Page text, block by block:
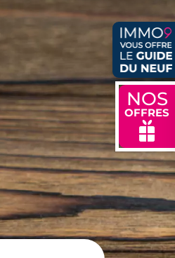
NOS
OFFRES
🎁